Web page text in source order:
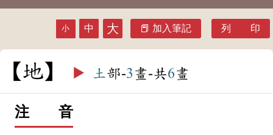
小 中 大 加入筆記 列 印
地 ▶️ 土部-3 畫-共6畫
注 音